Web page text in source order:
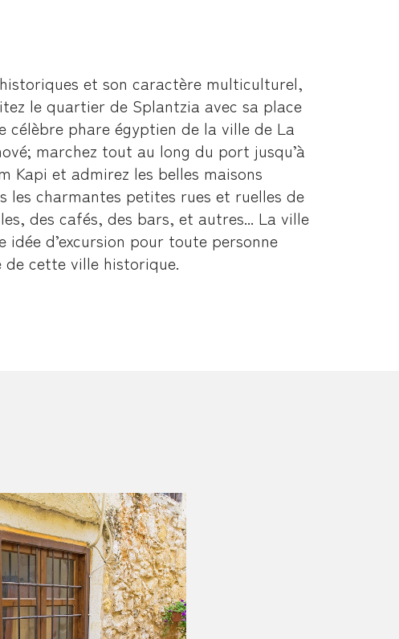
et son caractère multiculturel,
le quartier de Splantzia avec sa place
phare égyptien de la ville de La
marchez tout au long du port jusqu’à
Kapi et admirez les belles maisons
charmantes petites rues et ruelles de
des cafés, des bars, et autres... La ville
d’excursion pour toute personne
de cette ville historique.